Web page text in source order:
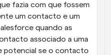
fazia com que fossem
um contacto e um
quando as
associado a uma
potencial se o contacto